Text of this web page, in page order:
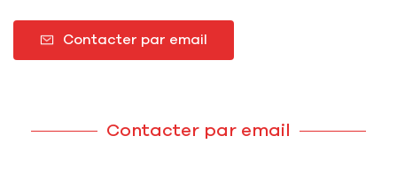
Contacter par email
Contacter par email